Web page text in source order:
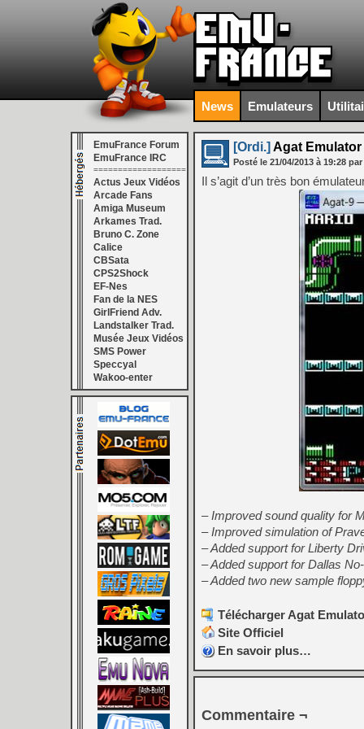
News Emulateurs
EmuFrance Forum
EmuFrance IRC
===================
Actus Jeux Vidéos
Arcade Fans
Amiga Museum
Arkames Trad.
Bruno C. Zone
Calice
CBSata
CPS2Shock
EF-Nes
Fan de la NES
GirlFriend Adv.
Landstalker Trad.
Musée Jeux Vidéos
SMS Power
Speccyal
Wakoo-enter
[Ordi.] Agat Emulator
Posté le 21/04/2013 à 19:28 par
Il s’agit d’un très bon
– Improved sound quality for
– Improved simulation of
– Added support for Liberty
– Added support for Dallas
– Added two new sample
Télécharger Agat
Site Officiel
En savoir plus…
Commentaire ¬